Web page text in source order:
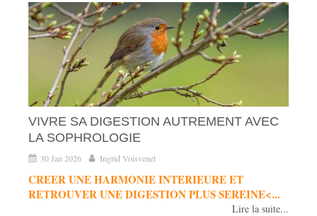
VIVRE SA DIGESTION AUTREMENT AVEC
LA SOPHROLOGIE
30 Jan 2026 Ingrid Voisvenel
CREER UNE HARMONIE INTERIEURE ET
RETROUVER UNE DIGESTION PLUS SEREINE<...
Lire la suite...